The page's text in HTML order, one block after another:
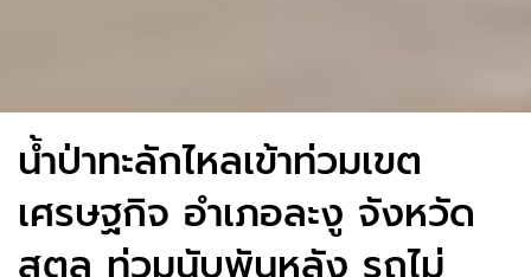
น้ำป่าทะลักไหลเข้าท่วมเขต
เศรษฐกิจ อำเภอละงู จังหวัด
สตูล ท่วมนับพันหลัง รถไม่